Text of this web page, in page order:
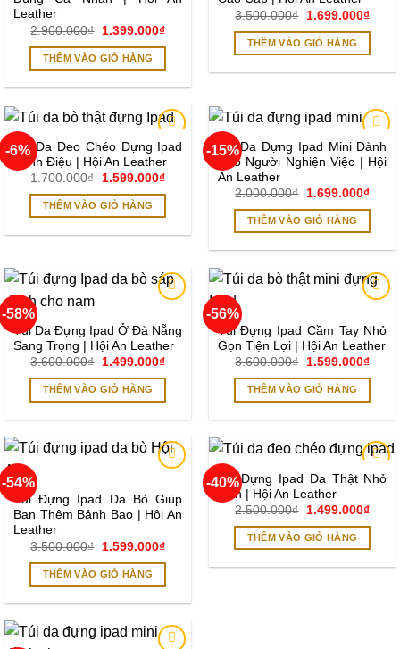
Leather
2.900.000₫
Giá
là:
2.900.000₫.
1.399.000₫Giá
tại
1.399.000₫.
THÊM VÀO GIỎ HÀNG
3.500.000₫
Giá
là:
3.500.000₫.
1.699.000₫Giá
tại
THÊM VÀO GIỎ HÀNG
-6%
Add to
wishlist
Túi Da Đeo Chéo Đựng Ipad
Sành Điệu | Hội An Leather
1.700.000₫
Giá
là:
1.700.000₫.
1.599.000₫Giá
THÊM VÀO GIỎ HÀNG
-15%
Add to
wishlist
Túi Da Đựng Ipad Mini Dành
Cho Người Nghiện Việc | Hội
An Leather
2.000.000₫
Giá
là:
2.000.000₫.
1.699.000₫Giá
THÊM VÀO GIỎ HÀNG
-58%
wishlist
Túi Da Đựng Ipad Ở Đà Nẵng
Sang Trọng | Hội An Leather
3.600.000₫
Giá
là:
3.600.000₫.
1.499.000₫Giá
THÊM VÀO GIỎ HÀNG
-56%
wishlist
Túi Đựng Ipad Cầm Tay Nhỏ
Gọn Tiện Lợi | Hội An Leather
3.600.000₫
Giá
là:
3.600.000₫.
1.599.000₫Giá
THÊM VÀO GIỎ HÀNG
-54%
wishlist
Túi Đựng Ipad Da Bò Giúp
Bạn Thêm Bảnh Bao | Hội An
Leather
3.500.000₫
Giá
là:
3.500.000₫.
1.599.000₫Giá
THÊM VÀO GIỎ HÀNG
-40%
Add to
Túi Đựng Ipad Da Thật Nhỏ
Gọn | Hội An Leather
2.500.000₫
Giá
là:
2.500.000₫.
1.499.000₫Giá
THÊM VÀO GIỎ HÀNG